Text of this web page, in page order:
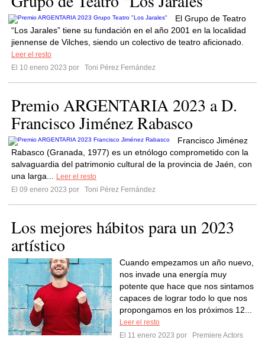
El Grupo de Teatro
“Los Jarales” tiene su fundación en el año 2001 en la localidad
jiennense de Vilches, siendo un colectivo de teatro aficionado.
Leer el resto
El 10 enero 2023 por
Toni Pérez Fernández
Premio ARGENTARIA 2023 a D.
Francisco Jiménez Rabasco
Francisco Jiménez
Rabasco (Granada, 1977) es un etnólogo comprometido con la
salvaguardia del patrimonio cultural de la provincia de Jaén, con
una larga...
Leer el resto
El 09 enero 2023 por
Toni Pérez Fernández
Los mejores hábitos para un 2023
artístico
Cuando empezamos un año nuevo,
nos invade una energía muy
potente que hace que nos sintamos
capaces de lograr todo lo que nos
propongamos en los próximos 12...
Leer el resto
El 11 enero 2023 por
Premiere Actors